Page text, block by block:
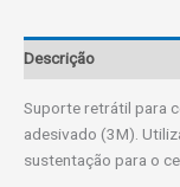
Descrição
Suporte retrátil para
adesivado (3M).
sustentação para o